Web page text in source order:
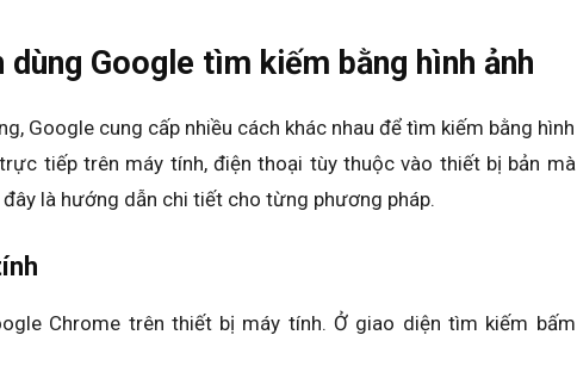
dùng Google tìm kiếm bằng hình ảnh
Google cung cấp nhiều cách khác nhau để tìm kiếm bằng hình
tiếp trên máy tính, điện thoại tùy thuộc vào thiết bị bản mà
là hướng dẫn chi tiết cho từng phương pháp.
Chrome trên thiết bị máy tính. Ở giao diện tìm kiếm bấm